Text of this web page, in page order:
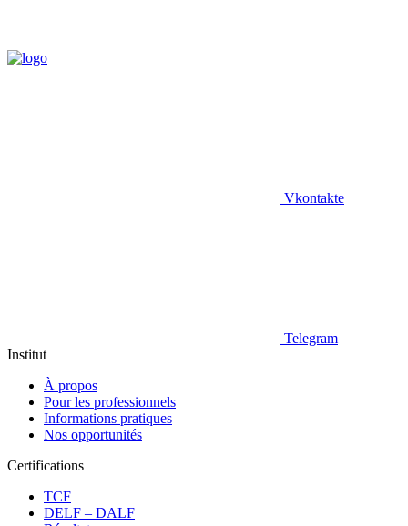
Vkontakte
Telegram
Institut
À propos
Pour les professionnels
Informations pratiques
Nos opportunités
Certifications
TCF
DELF – DALF